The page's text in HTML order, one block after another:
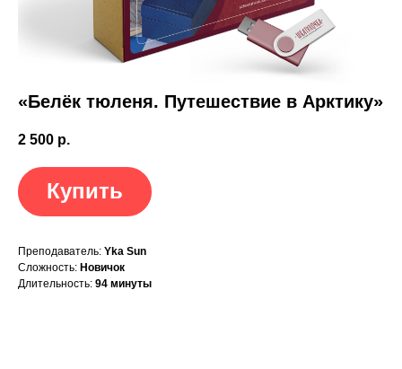
«Белёк тюленя. Путешествие в Арктику»
2 500 р.
Купить
Преподаватель: Yka Sun
Сложность: Новичок
Длительность: 94 минуты